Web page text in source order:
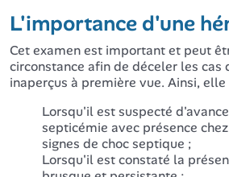
L'importance d'une
Cet examen est important et peut
circonstance afin de déceler les cas
inaperçus à première vue. Ainsi,
Lorsqu'il est suspecté
septicémie avec présence
signes de choc septique ;
Lorsqu'il est constaté la